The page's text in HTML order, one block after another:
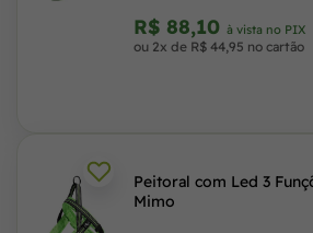
R$ 88,10 à vista no PIX
ou 2x de R$ 44,95 no cartão
Peitoral com Led 3
Mimo